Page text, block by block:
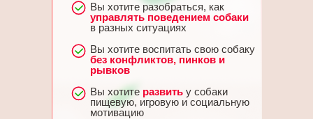
Вы хотите разобраться, как
управлять поведением собаки
в разных ситуациях
Вы хотите воспитать свою собаку
без конфликтов, пинков и
рывков
Вы хотите развить у собаки
пищевую, игровую и социальную
мотивацию